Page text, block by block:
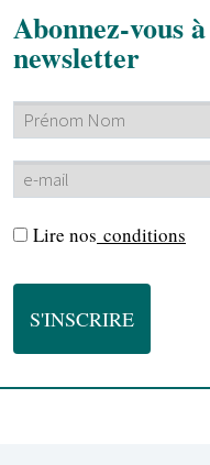
Abonnez-vous
newsletter
Lire nos conditions